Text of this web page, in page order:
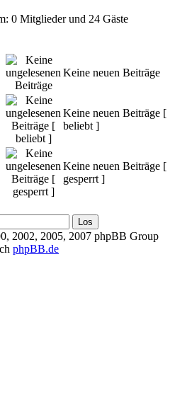
0 Mitglieder und 24 Gäste
Keine neuen Beiträge
Keine neuen Beiträge [
beliebt ]
Keine neuen Beiträge [
gesperrt ]
2002, 2005, 2007 phpBB Group
phpBB.de